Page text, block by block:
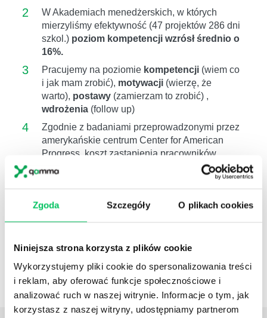
Zgoda Szczegóły O plikach cookies
Niniejsza strona korzysta z plików cookie
Wykorzystujemy pliki cookie do spersonalizowania treści
i reklam, aby oferować funkcje społecznościowe i
analizować ruch w naszej witrynie. Informacje o tym, jak
korzystasz z naszej witryny, udostępniamy partnerom
2
W Akademiach menedżerskich, w których
mierzyliśmy efektywność (47 projektów 286 dni
szkol.) poziom kompetencji wzrósł średnio o
16%.
3 Pracujemy na poziomie kompetencji (wiem co
i jak mam zrobić), motywacji (wierzę, że
warto), postawy (zamierzam to zrobić) ,
wdrożenia (follow up)
4
Zgodnie z badaniami przeprowadzonymi przez
amerykańskie centrum Center for American
Progress, koszt zastąpienia pracowników
W przypadku menadżera
Szkolenie związane z:
Receptura produktu
Badania
Zgłoszenie CPNP i dokumentacja
Produkcja kontraktowa kosmetyków